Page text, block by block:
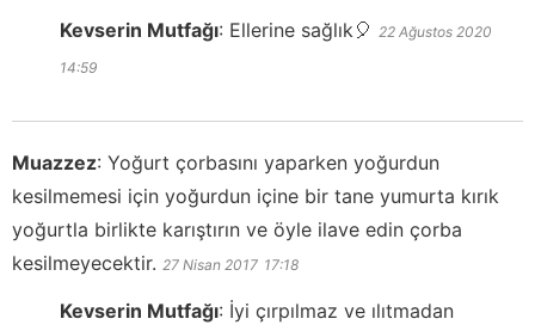
Kevserin Mutfağı: Ellerine sağlık🎈 22 Ağustos 2020
14:59
Muazzez: Yoğurt çorbasını yaparken yoğurdun
kesilmemesi için yoğurdun içine bir tane yumurta kırık
yoğurtla birlikte karıştırın ve öyle ilave edin çorba
kesilmeyecektir. 27 Nisan 2017 17:18
Kevserin Mutfağı: İyi çırpılmaz ve ılıtmadan